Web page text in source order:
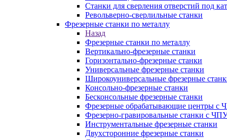
Станки для сверления отверстий под
Револьверно-сверлильные станки
Фрезерные станки по металлу
Назад
Фрезерные станки по металлу
Вертикально-фрезерные станки
Горизонтально-фрезерные станки
Универсальные фрезерные станки
Широкоуниверсальные фрезерные
Консольно-фрезерные станки
Бесконсольные фрезерные станки
Фрезерные обрабатывающие центры с
Фрезерно-гравировальные станки с
Инструментальные фрезерные станки
Двухсторонние фрезерные станки